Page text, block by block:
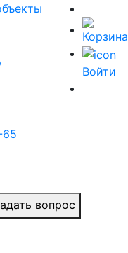
Войти
вопрос